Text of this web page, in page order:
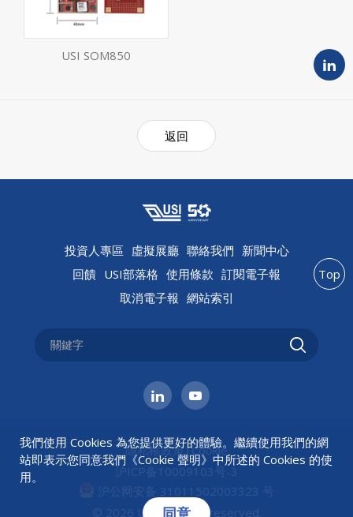
USI SOM850
返回
投資人專區 虛擬展廳 聯絡我們 新聞中心
回饋 USI部落格 使用條款 訂閱電子報
取消電子報 網站索引
隱私權政策 |Cookie
沪ICP备10009103号-3
沪公网安备 31011502003323 号
© 2026 USI All rights reserved.
Top
我們使用 Cookies 為您提供更好的體驗。繼續使用我們的網
站即表示您同意我們《Cookie 聲明》中所述的 Cookies 的使
用。
同意